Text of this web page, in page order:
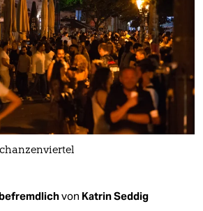
von Katrin Seddig